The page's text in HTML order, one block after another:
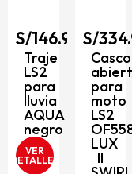
S/334.90
Casco
abierto
para
moto
LS2
OF558
LUX
II
S/
para
moto
LS2
LUX